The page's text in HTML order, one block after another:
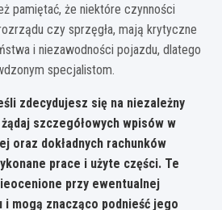
pamiętać, że niektóre czynności
czy sprzęgła, mają krytyczne
i niezawodności pojazdu, dlatego
specjalistom.
zdecydujesz się na niezależny
szczegółowych wpisów w
oraz dokładnych rachunków
prace i użyte części. Te
przy ewentualnej
i mogą znacząco podnieść jego